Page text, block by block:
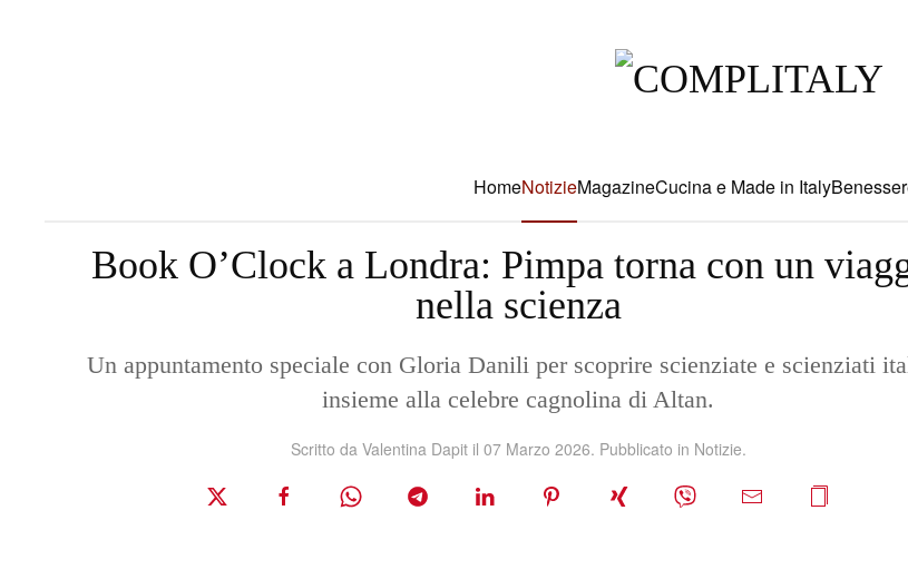
HomeNotizieMagazineCucina e Made in Italy
Book O’Clock a Londra: Pimpa torna con un
nella scienza
Un appuntamento speciale con Gloria Danili per scoprire scienziate e scienziati
insieme alla celebre cagnolina di Altan.
Scritto da Valentina Dapitil 07 Marzo 2026. Pubblicato in Notizie.